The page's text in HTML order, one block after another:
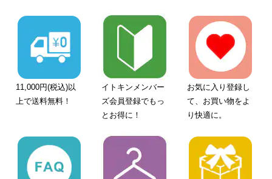
11,000円(税込)以
上で送料無料！
イトキンメンバー
ズ会員登録でもっ
とお得に！
お気に入り登録し
て、お買い物をよ
り快適に。